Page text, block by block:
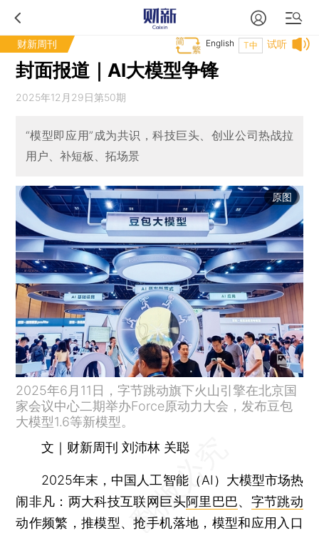
财新周刊 试听
T中
English
封面报道｜AI大模型争锋
2025年12月29日第50期
“模型即应用”成为共识，科技巨头、创业公司热战拉
用户、补短板、拓场景
原图
2025年6月11日，字节跳动旗下火山引擎在北京国
家会议中心二期举办Force原动力大会，发布豆包
大模型1.6等新模型。
文｜财新周刊 刘沛林 关聪
2025年末，中国人工智能（AI）大模型市场热
闹非凡：两大科技互联网巨头阿里巴巴、 字节跳动
动作频繁，推模型、抢手机落地，模型和应用入口